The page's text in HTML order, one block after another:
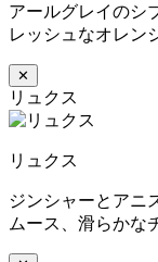
アールグレイのシ
レッシュなオレン
✕
リュクス
リュクス
ジンシャーとアニ
ムース、滑らかな